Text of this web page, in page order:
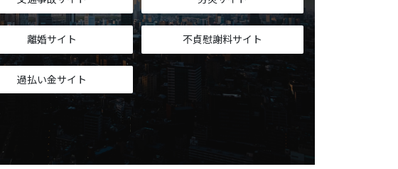
離婚サイト 不貞慰謝料サイト
過払い金サイト